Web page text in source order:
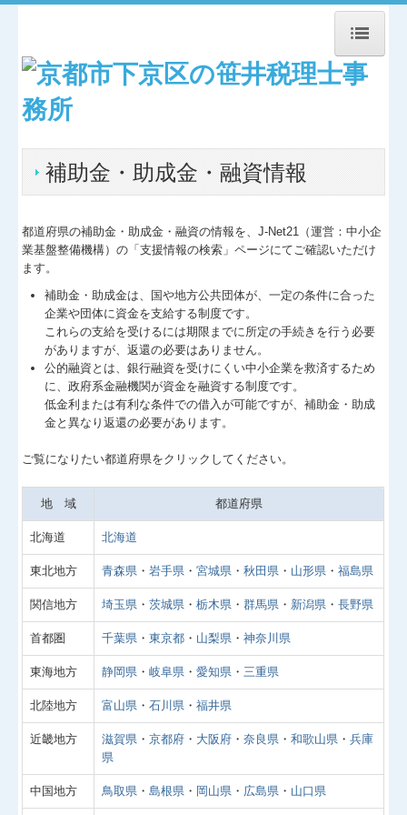
トップページ
お知らせ
経営理念
交通案内
リンク集
お問合せ
補助金・助成金・融資情報
経営者お役立ち情報
Q&A経営相談
税務カレンダー
個人情報保護方針
社長メニューASP版
TKCシステムQ&A
補助金・助成金・融資情報
都道府県の補助金・助成金・融資の情報を、J-Net21（運営：中小企
業基盤整備機構）の「支援情報の検索」ページにてご確認いただけ
ます。
補助金・助成金は、国や地方公共団体が、一定の条件に合った
企業や団体に資金を支給する制度です。
これらの支給を受けるには期限までに所定の手続きを行う必要
がありますが、返還の必要はありません。
公的融資とは、銀行融資を受けにくい中小企業を救済するため
に、政府系金融機関が資金を融資する制度です。
低金利または有利な条件での借入が可能ですが、補助金・助成
金と異なり返還の必要があります。
ご覧になりたい都道府県をクリックしてください。
地 域 都道府県
北海道 北海道
東北地方 青森県 ・岩手県 ・宮城県 ・秋田県 ・ 山形県 ・福島県
関信地方 埼玉県 ・茨城県 ・栃木県 ・群馬県 ・ 新潟県 ・長野県
首都圏 千葉県 ・東京都 ・ 山梨県 ・神奈川県
東海地方 静岡県 ・岐阜県 ・愛知県 ・三重県
北陸地方 富山県 ・石川県 ・福井県
近畿地方 滋賀県 ・京都府 ・ 大阪府 ・奈良県 ・和歌山県 ・兵庫
県
中国地方 鳥取県 ・島根県 ・ 岡山県 ・ 広島県 ・ 山口県